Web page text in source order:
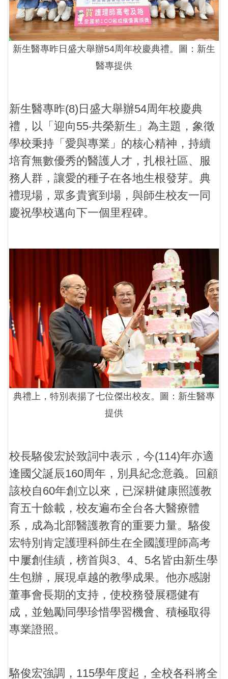
新生醫專昨日盛大舉辦54周年校慶典禮。圖：新生
醫專提供
新生醫專昨(8)日盛大舉辦54周年校慶典
禮，以「迎向55‧共榮新生」為主題，象徵
學校秉持「愛與專業」的核心精神，持續
培育無數優秀的醫護人才，扎根社區、服
務人群，讓愛的種子在各地生根發芽。典
禮現場，眾多貴賓到場，與師生校友一同
慶祝學校邁向下一個里程碑。
典禮上，特別表揚了七位傑出校友。圖：新生醫專
提供
校長駱俊宏於致詞中表示，今(114)年亦適
逢國父誕辰160周年，別具紀念意義。回顧
該校自60年創立以來，已深耕健康照護教
育五十餘載，校友遍布全台各大醫療體
系，成為北部醫護教育的重要力量。駱俊
宏特別肯定護理科師生在全國護理師高考
中屢創佳績，榜首與3、4、5名皆由新生學
生包辦，展現卓越的教學成果。他亦感謝
董事會長期的支持，使校務發展穩健有
成，並勉勵同學珍惜學習機會、積極取得
專業證照。
駱俊宏強調，115學年度起，全校各科將全